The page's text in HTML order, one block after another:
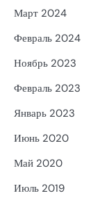
Март 2024
Февраль 2024
Ноябрь 2023
Февраль 2023
Январь 2023
Июнь 2020
Май 2020
Июль 2019